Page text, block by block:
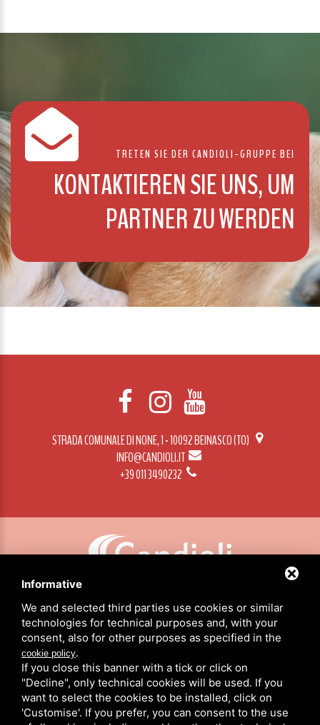
TRETEN SIE DER CANDIOLI-GRUPPE BEI
KONTAKTIEREN SIE UNS, UM
PARTNER ZU WERDEN
STRADA COMUNALE DI NONE, 1 - 10092 BEINASCO (TO)
INFO@CANDIOLI.IT
+39 011 3490232
CANDIOLI SRL: P.IVA/C.F. 10358790011 / SEDE: STRADA COMUNALE DI NONE, 1 - 10092 BEINASCO (TO)
HOME
PRODUKTE
ÜBER UNS
NACHRICHTEN
CANDIOLI WELTWEITE
Informative
We and selected third parties use cookies or similar
technologies for technical purposes and, with your
consent, also for other purposes as specified in the
cookie policy.
If you close this banner with a tick or click on
"Decline", only technical cookies will be used. If you
want to select the cookies to be installed, click on
'Customise'. If you prefer, you can consent to the use